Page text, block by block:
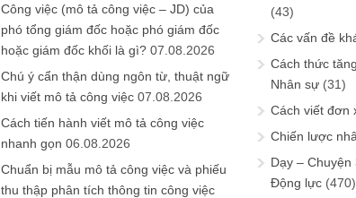
Công việc (mô tả công việc – JD) của
phó tổng giám đốc hoặc phó giám đốc
hoặc giám đốc khối là gì? 07.08.2026
Chú ý cẩn thận dùng ngôn từ, thuật ngữ
khi viết mô tả công việc 07.08.2026
Cách tiến hành viết mô tả công việc
nhanh gọn 06.08.2026
Chuẩn bị mẫu mô tả công việc và phiếu
thu thập phân tích thông tin công việc
(43)
Các vấn đề
Cách thức
Nhân sự (31)
Cách viết đơn
Chiến lược
Dạy –
Động lực (470)